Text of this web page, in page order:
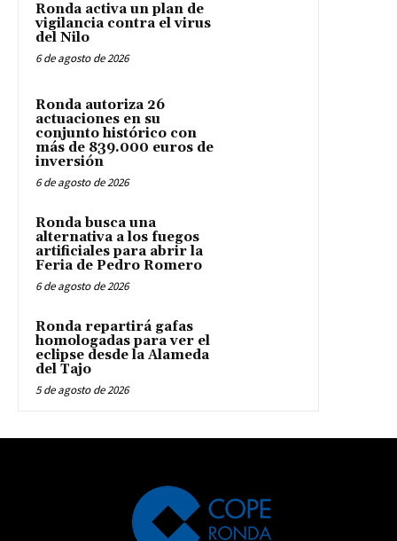
Ronda activa un plan de
vigilancia contra el virus
del Nilo
6 de agosto de 2026
Ronda autoriza 26
actuaciones en su
conjunto histórico con
más de 839.000 euros de
inversión
6 de agosto de 2026
Ronda busca una
alternativa a los fuegos
artificiales para abrir la
Feria de Pedro Romero
6 de agosto de 2026
Ronda repartirá gafas
homologadas para ver el
eclipse desde la Alameda
del Tajo
5 de agosto de 2026